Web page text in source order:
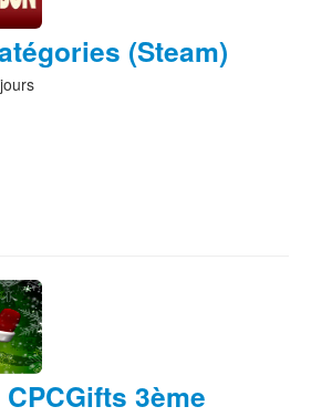
(Steam)
3ème